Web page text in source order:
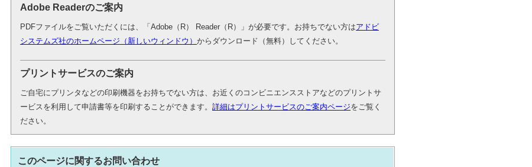
Adobe Readerのご案内
PDFファイルをご覧いただくには、「Adobe（R） Reader（R）」が必要です。お持ちでない方はアドビ
システムズ社のホームページ（新しいウィンドウ） からダウンロード（無料）してください。
プリントサービスのご案内
ご自宅にプリンタなどの印刷機器をお持ちでない方は、お近くのコンビニエンスストアなどのプリントサ
ービスを利用して申請書等を印刷することができます。 詳細はプリントサービスのご案内ページをご覧く
ださい。
このページに関するお問い合わせ